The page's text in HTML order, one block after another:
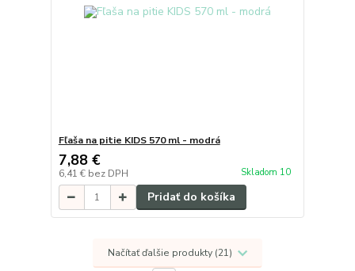
Fľaša na pitie KIDS 570 ml - modrá
7,88 €
6,41 € bez DPH Skladom 10
Pridať do košíka
Načítať ďalšie produkty (21)